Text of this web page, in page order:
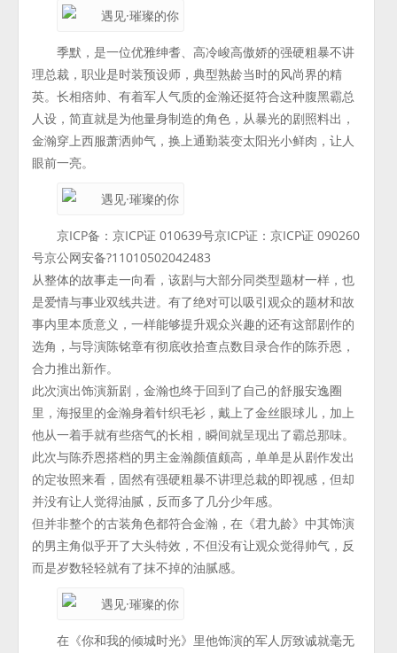
季默，是一位优雅绅耆、高冷峻高傲娇的强硬粗暴不讲
理总裁，职业是时装预设师，典型熟龄当时的风尚界的精
英。长相痞帅、有着军人气质的金瀚还挺符合这种腹黑霸总
人设，简直就是为他量身制造的角色，从暴光的剧照料出，
金瀚穿上西服萧洒帅气，换上通勤装变太阳光小鲜肉，让人
眼前一亮。
京ICP备：京ICP证 010639号京ICP证：京ICP证 090260
号京公网安备?11010502042483
从整体的故事走一向看，该剧与大部分同类型题材一样，也
是爱情与事业双线共进。有了绝对可以吸引观众的题材和故
事内里本质意义，一样能够提升观众兴趣的还有这部剧作的
选角，与导演陈铭章有彻底收拾查点数目录合作的陈乔恩，
合力推出新作。
此次演出饰演新剧，金瀚也终于回到了自己的舒服安逸圈
里，海报里的金瀚身着针织毛衫，戴上了金丝眼球儿，加上
他从一着手就有些痞气的长相，瞬间就呈现出了霸总那味。
此次与陈乔恩搭档的男主金瀚颜值颇高，单单是从剧作发出
的定妆照来看，固然有强硬粗暴不讲理总裁的即视感，但却
并没有让人觉得油腻，反而多了几分少年感。
但并非整个的古装角色都符合金瀚，在《君九龄》中其饰演
的男主角似乎开了大头特效，不但没有让观众觉得帅气，反
而是岁数轻轻就有了抹不掉的油腻感。
在《你和我的倾城时光》里他饰演的军人厉致诚就毫无